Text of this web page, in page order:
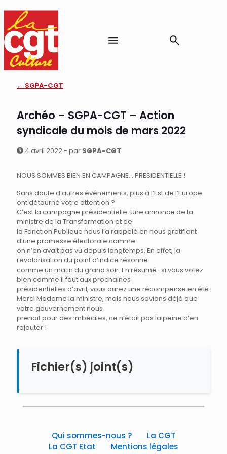
← SGPA-CGT
Archéo – SGPA-CGT – Action
syndicale du mois de mars 2022
4 avril 2022 - par SGPA-CGT
NOUS SOMMES BIEN EN CAMPAGNE… PRESIDENTIELLE !
Sans doute d’autres événements, plus à l’Est de l’Europe
ont détourné votre attention ?
C’est la campagne présidentielle. Une annonce de la
ministre de la Transformation et de
la Fonction Publique nous l’a rappelé en nous gratifiant
d’une promesse électorale comme
on n’en avait pas vu depuis longtemps. En effet, la
revalorisation du point d’indice résonne
comme un matin du grand soir. En résumé : si vous votez
bien comme il faut aux prochaines
présidentielles d’avril, vous aurez une récompense en été.
Merci Madame la ministre, mais nous savions déjà que
votre gouvernement nous
prenait pour des imbéciles, ce n’était pas la peine d’en
rajouter !
Fichier(s) joint(s)
Qui sommes-nous ?
La CGT
La CGT Etat
Mentions légales